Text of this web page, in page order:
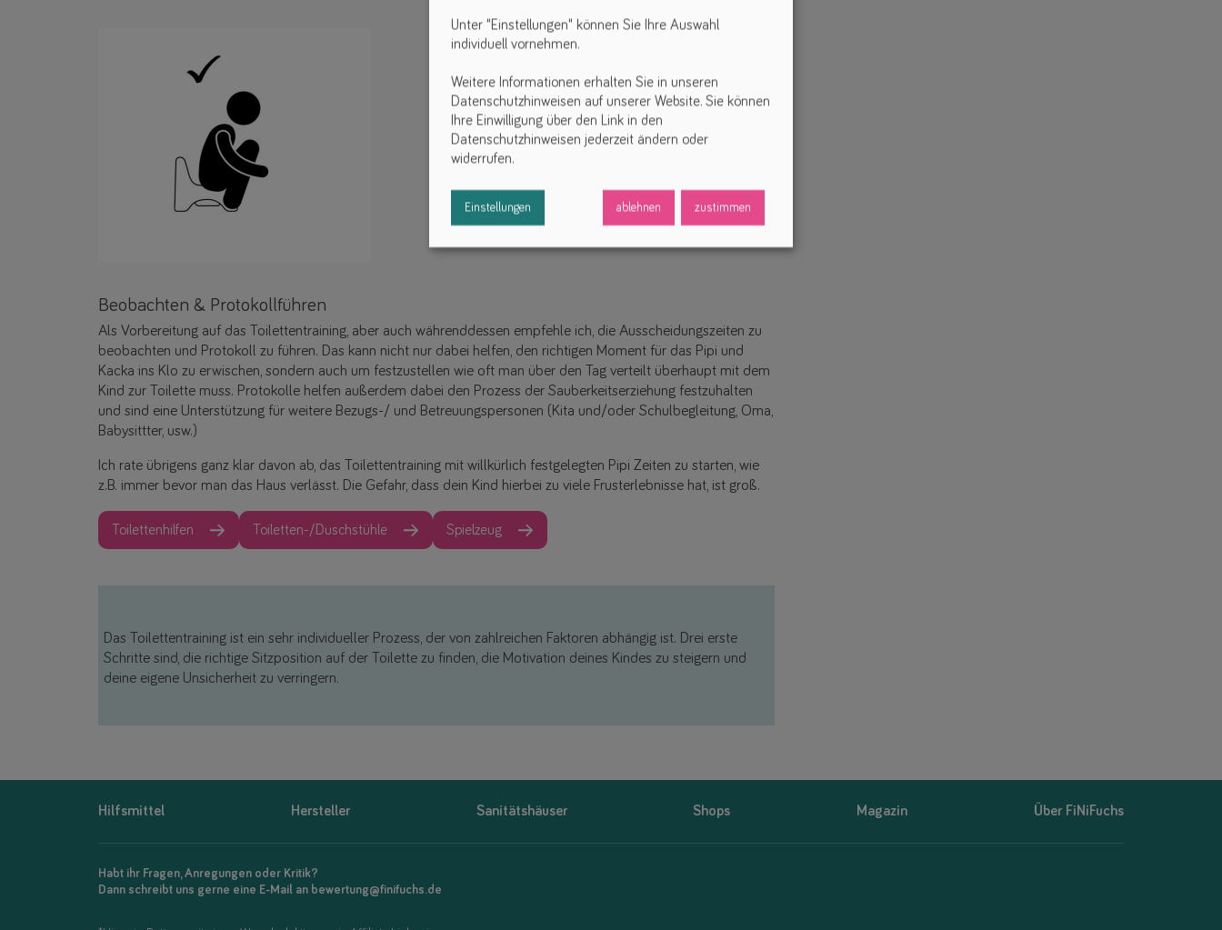
Beobachten & Protokollführen
Als Vorbereitung auf das Toilettentraining, aber auch währenddessen empfehle ich, die Ausscheidungszeiten zu
beobachten und Protokoll zu führen. Das kann nicht nur dabei helfen, den richtigen Moment für das Pipi und
Kacka ins Klo zu erwischen, sondern auch um festzustellen wie oft man über den Tag verteilt überhaupt mit dem
Kind zur Toilette muss. Protokolle helfen außerdem dabei den Prozess der Sauberkeitserziehung festzuhalten
und sind eine Unterstützung für weitere Bezugs-/ und Betreuungspersonen (Kita und/oder Schulbegleitung, Oma,
Babysittter, usw.)
Ich rate übrigens ganz klar davon ab, das Toilettentraining mit willkürlich festgelegten Pipi Zeiten zu starten, wie
z.B. immer bevor man das Haus verlässt. Die Gefahr, dass dein Kind hierbei zu viele Frusterlebnisse hat, ist groß.
Toilettenhilfen Toiletten-/Duschstühle Spielzeug
Das Toilettentraining ist ein sehr individueller Prozess, der von zahlreichen Faktoren abhängig ist. Drei erste
Schritte sind, die richtige Sitzposition auf der Toilette zu finden, die Motivation deines Kindes zu steigern und
deine eigene Unsicherheit zu verringern.
Hilfsmittel Hersteller Sanitätshäuser Shops Magazin Über FiNiFuchs
Habt ihr Fragen, Anregungen oder Kritik?
Dann schreibt uns gerne eine E-Mail an bewertung@finifuchs.de
Unter "Einstellungen" können Sie Ihre Auswahl
individuell vornehmen.
Weitere Informationen erhalten Sie in unseren
Datenschutzhinweisen auf unserer Website. Sie können
Ihre Einwilligung über den Link in den
Datenschutzhinweisen jederzeit ändern oder
widerrufen.
Einstellungen ablehnen zustimmen